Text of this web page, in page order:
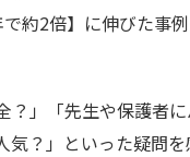
約2倍】に伸びた事
？」「先生や保護者に
気？」といった疑問